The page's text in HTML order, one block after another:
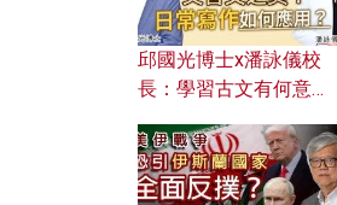
邱國光博士x潘詠儀校
長：學習古文有何意
文之美？ 日常寫作如何
應用？